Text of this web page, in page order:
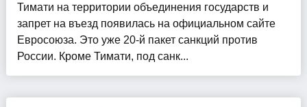
Тимати на территории объединения государств и
запрет на въезд появилась на официальном сайте
Евросоюза. Это уже 20-й пакет санкций против
России. Кроме Тимати, под санк...